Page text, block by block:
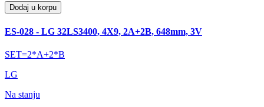
Dodaj u korpu
ES-028 - LG 32LS3400, 4X9, 2A+2B, 648mm, 3V
SET=2*A+2*B
LG
Na stanju